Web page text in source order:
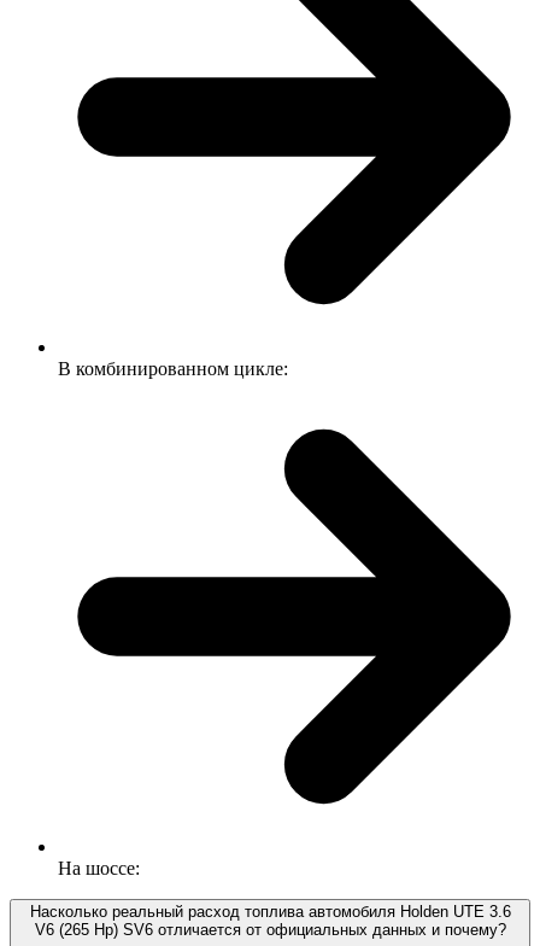
В комбинированном цикле:
На шоссе:
Насколько реальный расход топлива автомобиля Holden UTE 3.6
V6 (265 Hp) SV6 отличается от официальных данных и почему?